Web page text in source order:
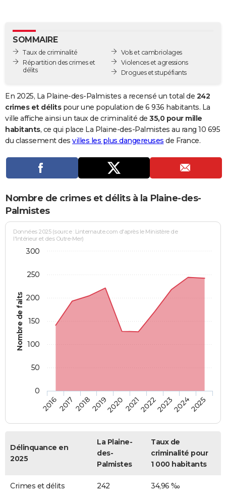
GUIDES D'ACHAT
BONS PLANS
CARTE DE VOEUX
Carte de Noël
Carte Bonne année
Carte Saint-Valentin
Carte Pâques
Carte d'anniversaire
DICTIONNAIRE
Dictionnaire
Biographies
Citations
Expressions
Proverbes
PROGRAMME TV
COPAINS D'AVANT
AVIS DE DÉCÈS
Bricolage
Lifestyle
Culture
Sport
Auto
Television
Voyage
Cinema
SOMMAIRE
Taux de criminalité
Répartition des crimes et
délits
Vols et cambriolages
Violences et agressions
Drogues et stupéfiants
En 2025, La Plaine-des-Palmistes a recensé un total de 242
crimes et délitspour une population de 6 936 habitants. La
ville affiche ainsi un taux de criminalité de 35,0 pour mille
habitants, ce qui place La Plaine-des-Palmistes au rang 10 695
du classement des villes les plus dangereuses de France.
Nombre de crimes et délits à la Plaine-des-
Palmistes
Nombre de faits
Données 2025 (source : Linternaute.com d'après le Ministère de
l'Intérieur et des Outre-Mer)
2016201720182019202020212022202320242025
0
50
100
150
200
250
300
Délinquance en
2025
La Plaine-
des-
Palmistes
Taux de
criminalité pour
1 000 habitants
Crimes et délits 242 34,96 ‰